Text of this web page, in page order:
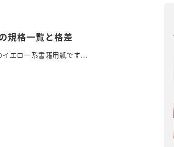
規格一覧と格差
エロー系書籍用紙です...